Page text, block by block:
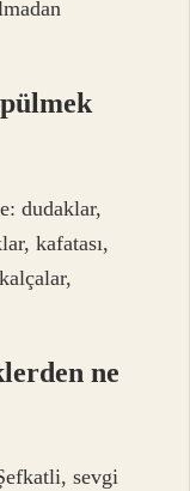
dudaklar,
kafatası,
ne
sevgi